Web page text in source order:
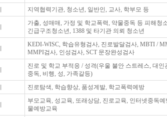
지역협력기관, 청소년, 일반인, 교사, 학부모 등
가출, 성매매, 가정 및 학교폭력, 약물중독 등 피해청
긴급구조청소년, 1388 및 타기관 의뢰 청소년
KEDI-WISC, 학습유형검사, 진로발달검사, MBTI /
MMPI검사, 인성검사, SCT 문장완성검사
진로 및 학교 부적응 / 성격(우울 불안 스트레스, 대인
중독, 비행, 성, 가족갈등)
진로탐색, 학습향상, 품성계발, 학교폭력예방
부모교육, 성교육, 또래상담, 진로교육, 인터넷중독
물예방교육